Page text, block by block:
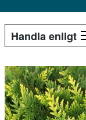
Handla enligt